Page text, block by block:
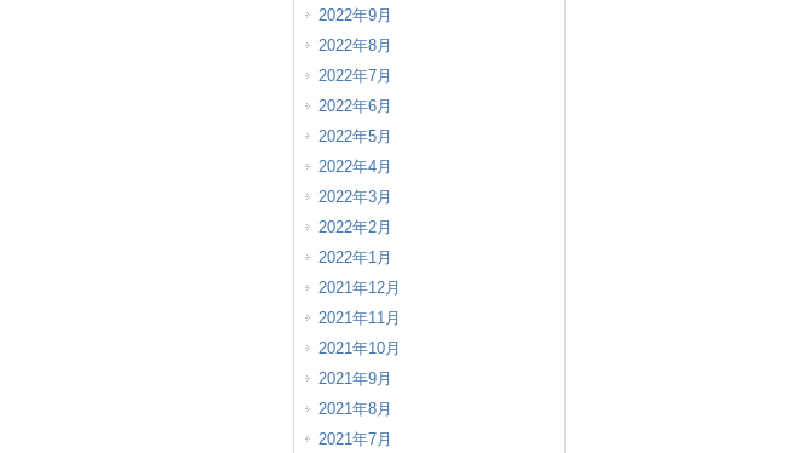
2022年9月
2022年8月
2022年7月
2022年6月
2022年5月
2022年4月
2022年3月
2022年2月
2022年1月
2021年12月
2021年11月
2021年10月
2021年9月
2021年8月
2021年7月